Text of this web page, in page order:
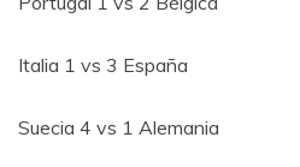
Italia 1 vs 3 España
Suecia 4 vs 1 Alemania